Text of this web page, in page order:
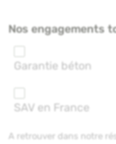
Nos engagements
Garantie béton
SAV en France
A retrouver dans notre